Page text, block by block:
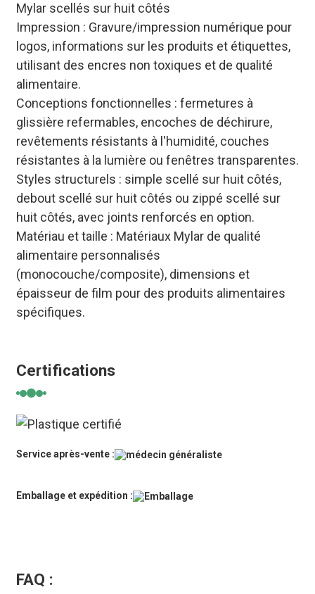
Mylar scellés sur huit côtés
Impression : Gravure/impression numérique pour
logos, informations sur les produits et étiquettes,
utilisant des encres non toxiques et de qualité
alimentaire.
Conceptions fonctionnelles : fermetures à
glissière refermables, encoches de déchirure,
revêtements résistants à l'humidité, couches
résistantes à la lumière ou fenêtres transparentes.
Styles structurels : simple scellé sur huit côtés,
debout scellé sur huit côtés ou zippé scellé sur
huit côtés, avec joints renforcés en option.
Matériau et taille : Matériaux Mylar de qualité
alimentaire personnalisés
(monocouche/composite), dimensions et
épaisseur de film pour des produits alimentaires
spécifiques.
Certifications
Service après-vente :
Emballage et expédition :
FAQ :